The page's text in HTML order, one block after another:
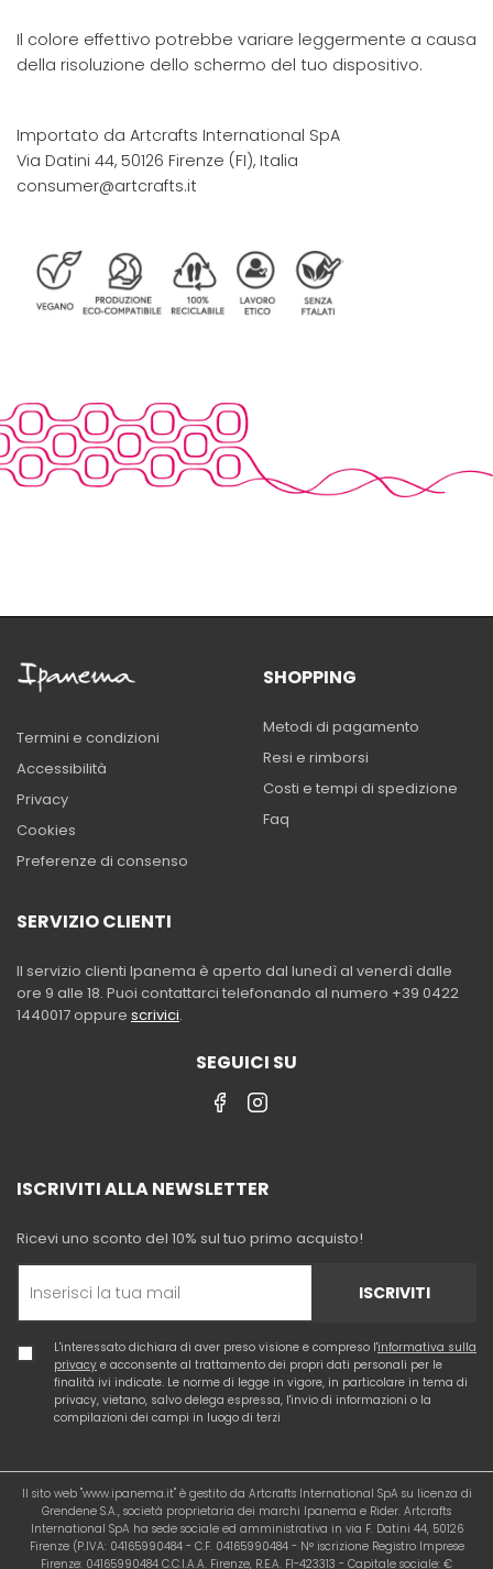
Il colore effettivo potrebbe variare leggermente a causa
della risoluzione dello schermo del tuo dispositivo.
Importato da Artcrafts International SpA
Via Datini 44, 50126 Firenze (FI), Italia
consumer@artcrafts.it
Termini e condizioni
Accessibilità
Privacy
Cookies
Preferenze di consenso
SHOPPING
Metodi di pagamento
Resi e rimborsi
Costi e tempi di spedizione
Faq
SERVIZIO CLIENTI
Il servizio clienti Ipanema è aperto dal lunedì al venerdì dalle
ore 9 alle 18. Puoi contattarci telefonando al numero +39 0422
1440017 oppure scrivici.
SEGUICI SU
ISCRIVITI ALLA NEWSLETTER
Ricevi uno sconto del 10% sul tuo primo acquisto!
ISCRIVITI
L'interessato dichiara di aver preso visione e compreso l'informativa sulla
privacy e acconsente al trattamento dei propri dati personali per le
finalità ivi indicate. Le norme di legge in vigore, in particolare in tema di
privacy, vietano, salvo delega espressa, l'invio di informazioni o la
compilazioni dei campi in luogo di terzi
Il sito web "www.ipanema.it" è gestito da Artcrafts International SpA su licenza di
Grendene S.A., società proprietaria dei marchi Ipanema e Rider. Artcrafts
International SpA ha sede sociale ed amministrativa in via F. Datini 44, 50126
Firenze (P.IVA: 04165990484 - C.F. 04165990484 - N° iscrizione Registro Imprese
Firenze: 04165990484 C.C.I.A.A. Firenze, R.E.A. FI-423313 - Capitale sociale: €